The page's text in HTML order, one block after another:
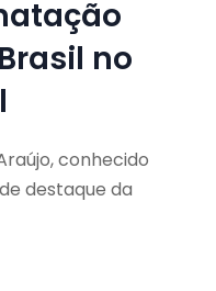
no
conhecido
destaque da